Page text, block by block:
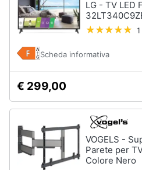
LG - TV LED
Scheda informativa
€ 299,00
VOGELS -
Parete per
Colore Nero